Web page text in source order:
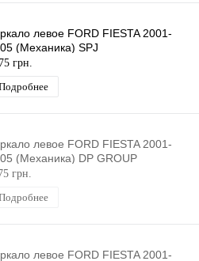
левое FORD FIESTA 2001-
(Механика) SPJ
грн.
левое FORD FIESTA 2001-
(Механика) DP GROUP
грн.
левое FORD FIESTA 2001-